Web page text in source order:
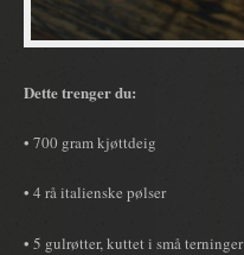
Dette trenger du:
• 700 gram kjøttdeig
• 4 rå italienske pølser
• 5 gulrøtter, kuttet i små terninger